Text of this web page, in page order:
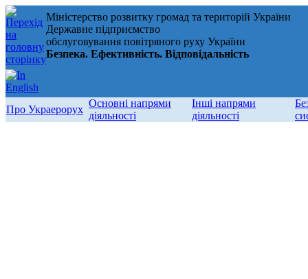
Міністерство розвитку громад та територій України
Державне підприємство
обслуговування повітряного руху України
Безпека. Ефективність. Відповідальність
Про Украерорух
Основні напрями
діяльності
Інші напрями
діяльності